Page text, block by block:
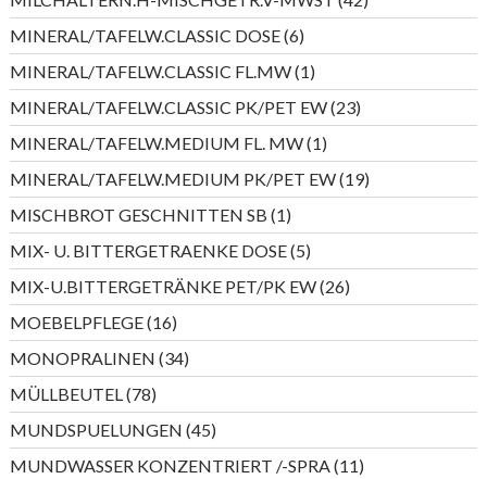
Produkte
MINERAL/TAFELW.CLASSIC DOSE 66
Produkte
MINERAL/TAFELW.CLASSIC FL.MW 11
Produkt
MINERAL/TAFELW.CLASSIC PK/PET EW 2323
Produkte
MINERAL/TAFELW.MEDIUM FL. MW 11
Produkt
MINERAL/TAFELW.MEDIUM PK/PET EW 1919
Produkte
MISCHBROT GESCHNITTEN SB 11
Produkt
MIX- U. BITTERGETRAENKE DOSE 55
Produkte
MIX-U.BITTERGETRÄNKE PET/PK EW 2626
Produkte
MOEBELPFLEGE 1616
Produkte
MONOPRALINEN 3434
Produkte
MÜLLBEUTEL 7878
Produkte
MUNDSPUELUNGEN 4545
Produkte
MUNDWASSER KONZENTRIERT /-SPRA 1111